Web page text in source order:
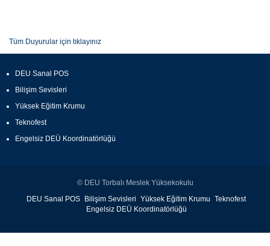
Tüm Duyurular için tıklayınız
DEU Sanal POS
Bilişim Sevisleri
Yüksek Eğitim Krumu
Teknofest
Engelsiz DEÜ Koordinatörlüğü
© DEU Torbalı Meslek Yüksekokulu
DEU Sanal POS
Bilişim Sevisleri Yüksek Eğitim Krumu Teknofest
Engelsiz DEÜ Koordinatörlüğü